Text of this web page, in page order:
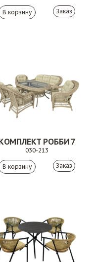
Заказ
РОББИ 7
030-213
Заказ